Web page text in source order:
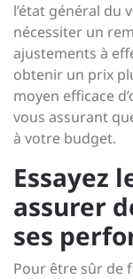
l’état général du
nécessiter un
ajustements à
obtenir un prix
moyen efficace
vous assurant
à votre budget.
Essayez
assurer
ses
Pour être sûr de